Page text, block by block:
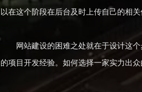
以在这个阶段在后台及时上传自己的相关
网站建设的困难之处就在于设计这个
的项目开发经验。如何选择一家实力出